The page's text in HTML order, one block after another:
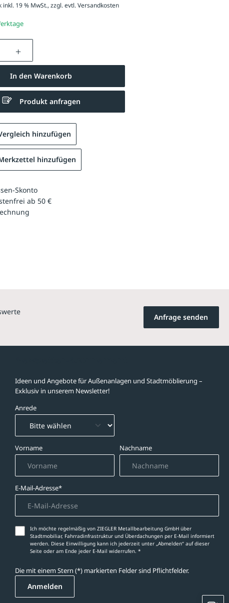
inkl. 19 % MwSt., zzgl. evtl.Versandkosten
Anzahl: Gib den gewünschten Wert ein oder
In den Warenkorb
Produkt anfragen
hinzufügen
hinzufügen
Skonto
ab 50 €
Anfrage senden
Ideen und Angebote für Außenanlagen und Stadtmöblierung –
Exklusiv in unserem Newsletter!
Anrede
Vorname Nachname
E-Mail-Adresse*
Ich möchte regelmäßig von ZIEGLER Metallbearbeitung GmbH über
Stadtmobiliar, Fahrradinfrastruktur und Überdachungen per E-Mail informiert
werden. Diese Einwilligung kann ich jederzeit unter „Abmelden‘‘ auf dieser
Seite oder am Ende jeder E-Mail widerrufen. *
Die mit einem Stern (*) markierten Felder sind Pflichtfelder.
Anmelden